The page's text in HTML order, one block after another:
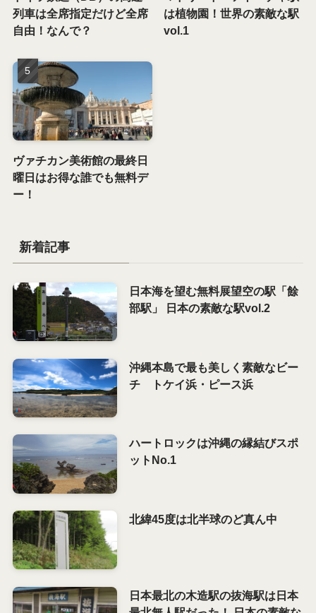
列車は全席指定だけど全席
自由！なんで？
は植物園！世界の素敵な駅
vol.1
ヴァチカン美術館の最終日
曜日はお得な誰でも無料デ
ー！
新着記事
日本海を望む無料展望空の駅「餘
部駅」 日本の素敵な駅vol.2
沖縄本島で最も美しく素敵なビー
チ トケイ浜・ピース浜
ハートロックは沖縄の縁結びスポ
ットNo.1
北緯45度は北半球のど真ん中
日本最北の木造駅の抜海駅は日本